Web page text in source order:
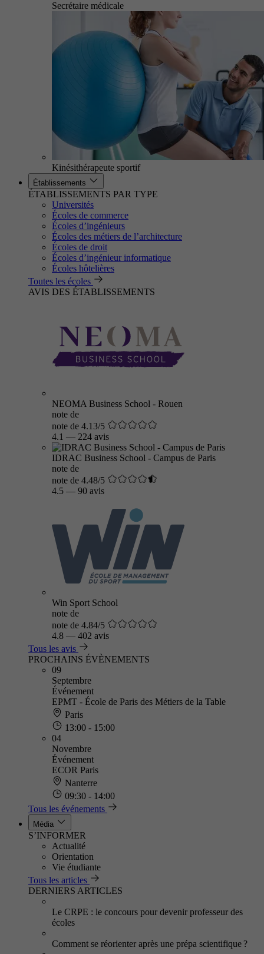
Secrétaire médicale
Kinésithérapeute sportif
Établissements
ÉTABLISSEMENTS PAR TYPE
Universités
Écoles de commerce
Écoles d’ingénieurs
Écoles des métiers de l’architecture
Écoles de droit
Écoles d’ingénieur informatique
Écoles hôtelières
Toutes les écoles
AVIS DES ÉTABLISSEMENTS
NEOMA Business School - Rouen
note de
note de 4.13/5
4.1 — 224 avis
IDRAC Business School - Campus de Paris
note de
note de 4.48/5
4.5 — 90 avis
Win Sport School
note de
note de 4.84/5
4.8 — 402 avis
Tous les avis
PROCHAINS ÉVÈNEMENTS
09
Septembre
Événement
EPMT - École de Paris des Métiers de la Table
Paris
13:00 - 15:00
04
Novembre
Événement
ECOR Paris
Nanterre
09:30 - 14:00
Tous les événements
Média
S’INFORMER
Actualité
Orientation
Vie étudiante
Tous les articles
DERNIERS ARTICLES
Le CRPE : le concours pour devenir professeur des
écoles
Comment se réorienter après une prépa scientifique ?